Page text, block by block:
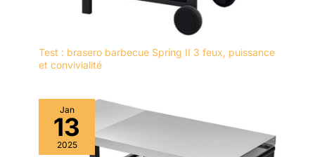
comme le ragoût de
sushi ramen, le poulet
kung pao et les boulettes
et même certains
aliments du Moyen-
jours tels que les pâtes.
Au En même temps, les
baguettes en métal ont
japonais.
Test : brasero barbecue Spring II 3 feux, puissance
et convivialité
Jan
13
2025